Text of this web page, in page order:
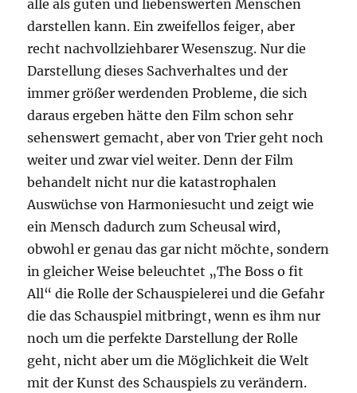
alle als guten und liebenswerten Menschen
darstellen kann. Ein zweifellos feiger, aber
recht nachvollziehbarer Wesenszug. Nur die
Darstellung dieses Sachverhaltes und der
immer größer werdenden Probleme, die sich
daraus ergeben hätte den Film schon sehr
sehenswert gemacht, aber von Trier geht noch
weiter und zwar viel weiter. Denn der Film
behandelt nicht nur die katastrophalen
Auswüchse von Harmoniesucht und zeigt wie
ein Mensch dadurch zum Scheusal wird,
obwohl er genau das gar nicht möchte, sondern
in gleicher Weise beleuchtet „The Boss o fit
All“ die Rolle der Schauspielerei und die Gefahr
die das Schauspiel mitbringt, wenn es ihm nur
noch um die perfekte Darstellung der Rolle
geht, nicht aber um die Möglichkeit die Welt
mit der Kunst des Schauspiels zu verändern.